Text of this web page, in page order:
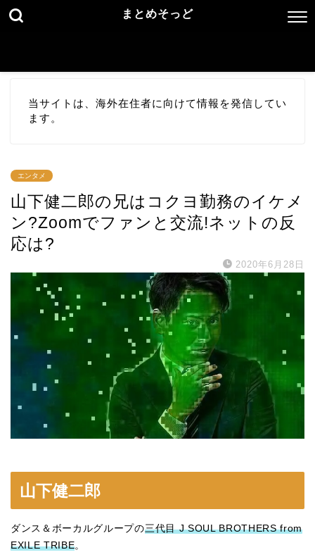
まとめそっど
当サイトは、海外在住者に向けて情報を発信してい
ます。
エンタメ
山下健二郎の兄はコクヨ勤務のイケメ
ン?Zoomでファンと交流!ネットの反
応は?
2020年6月28日
山下健二郎
ダンス＆ボーカルグループの三代目 J SOUL BROTHERS from
EXILE TRIBE。